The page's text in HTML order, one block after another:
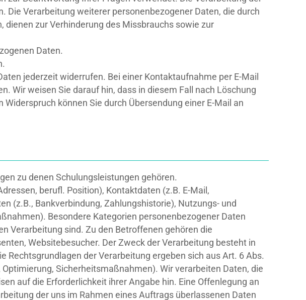
Verarbeitung weiterer personenbezogener Daten, die durch
zur Verhinderung des Missbrauchs sowie zur
Daten.
jederzeit widerrufen. Bei einer Kontaktaufnahme per E-Mail
Wir weisen Sie darauf hin, dass in diesem Fall nach Löschung
können Sie durch Übersendung einer E-Mail an
zu denen Schulungsleistungen gehören.
berufl. Position), Kontaktdaten (z.B. E-Mail,
(z.B., Bankverbindung, Zahlungshistorie), Nutzungs- und
Besondere Kategorien personenbezogener Daten
Verarbeitung sind. Zu den Betroffenen gehören die
Websitebesucher. Der Zweck der Verarbeitung besteht in
Rechtsgrundlagen der Verarbeitung ergeben sich aus Art. 6 Abs.
Sicherheitsmaßnahmen). Wir verarbeiten Daten, die
auf die Erforderlichkeit ihrer Angabe hin. Eine Offenlegung an
der uns im Rahmen eines Auftrags überlassenen Daten